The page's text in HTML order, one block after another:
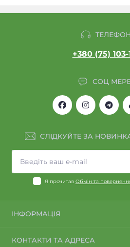
+380 (75) 103-
СОЦ
СЛІДКУЙТЕ ЗА
Я прочитав Обмін та
ІНФОРМАЦІЯ
Політика конфіденційності
КОНТАКТИ ТА АДРЕСА